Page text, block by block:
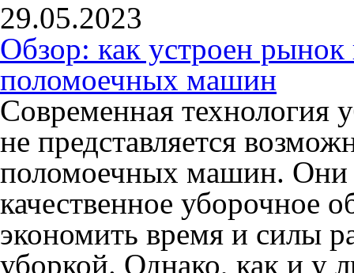
29.05.2023
Обзор: как устроен
поломоечных машин
Современная технология
не представляется
поломоечных машин. Они
качественное уборочное
экономить время и силы
уборкой. Однако, как и у